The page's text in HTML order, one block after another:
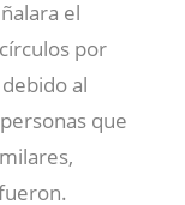
el
por
al
que